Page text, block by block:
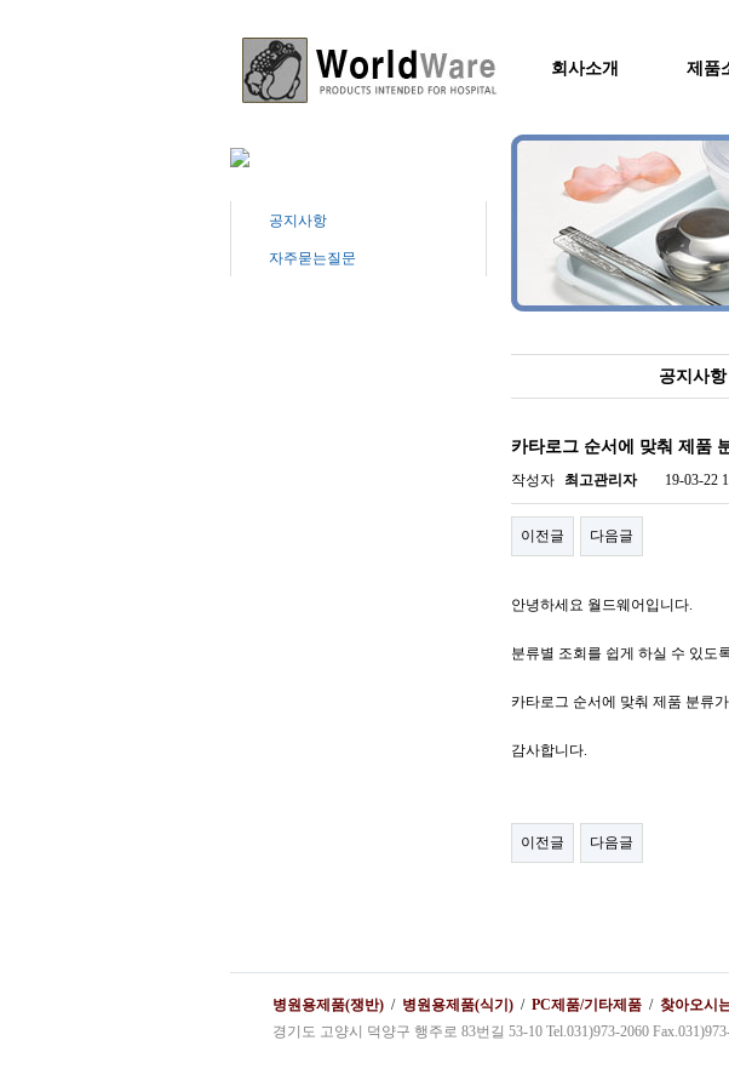
회사소개 제품
공지사항
자주묻는질문
공지사항
카타로그 순서에 맞춰 제품
작성자 최고관리자 19-03-22
이전글 다음글
안녕하세요 월드웨어입니다.
분류별 조회를 쉽게 하실 수 있도
카타로그 순서에 맞춰 제품 분류
감사합니다.
이전글 다음글
병원용제품(쟁반) / 병원용제품(식기) / PC제품/기타제품 / 찾아오시
경기도 고양시 덕양구 행주로 83번길 53-10 Tel.031)973-2060